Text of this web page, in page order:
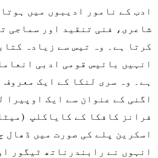
ادب کے نامور ادیبوں میں
شاعری، فنی تنقید اور سماجی
کرتا ہے۔ وہ تیس سے زیادہ
انہیں بائیس قومی ادبی
ہے۔ وہ سری لنکا کے ایک معروف
اگنی کے عنوان سے ایک اوپیرا
فرانز کافکا کے کایاکلپ
اسکرین پلے کی صورت میں ڈھال
انہوں نے رابندرناتھ ٹیگور